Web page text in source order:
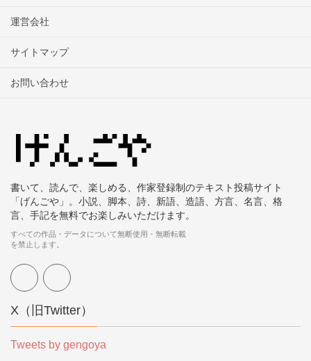
運営会社
サイトマップ
お問い合わせ
書いて、読んで、楽しめる、作家登録制のテキスト投稿サイト
「げんごや」。小説、脚本、詩、新語、造語、方言、名言、格
言、手記を無料でお楽しみいただけます。
すべての作品・データについて無断使用・無断転載
を禁止します。
X（旧Twitter）
Tweets by gengoya